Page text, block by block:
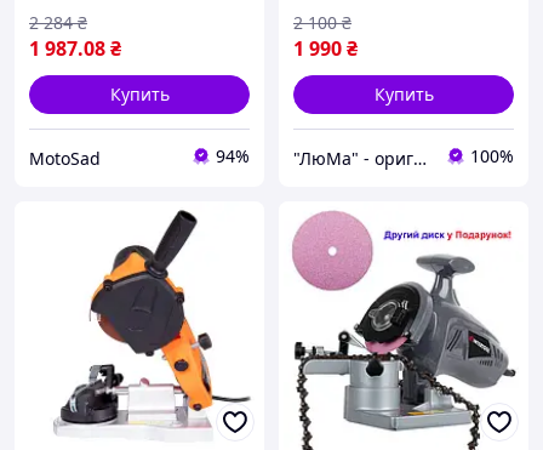
1 987.08₴
2 284 ₴
Купить
MotoSad 94%
1 990₴
2 100 ₴
Купить
"ЛюМа" - оригинальные инструменты из Европы 100%